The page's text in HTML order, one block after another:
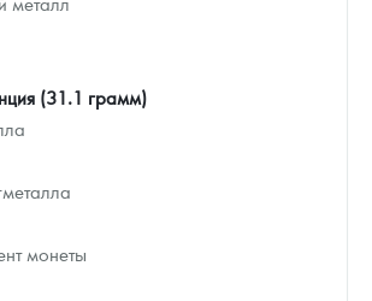
(31.1 грамм)
монеты